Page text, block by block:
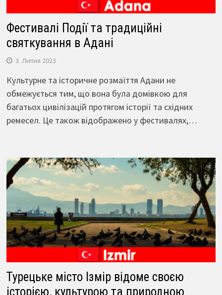
Фестивалі Події та традиційні
святкування в Адані
3. Липня 2023
Культурне та історичне розмаїття Адани не
обмежується тим, що вона була домівкою для
багатьох цивілізацій протягом історії та східних
ремесел. Це також відображено у фестивалях,…
Турецьке місто Ізмір відоме своєю
історією, культурою та природною